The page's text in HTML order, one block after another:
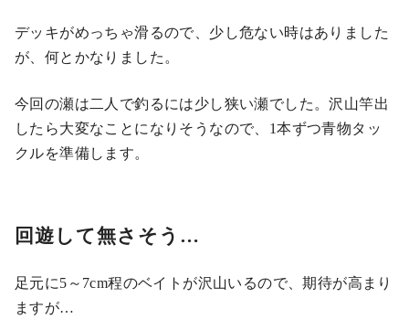
デッキがめっちゃ滑るので、少し危ない時はありました
が、何とかなりました。
今回の瀬は二人で釣るには少し狭い瀬でした。沢山竿出
したら大変なことになりそうなので、1本ずつ青物タッ
クルを準備します。
回遊して無さそう…
足元に5～7cm程のベイトが沢山いるので、期待が高まり
ますが…